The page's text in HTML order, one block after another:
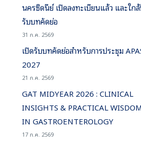
นครซิดนีย์ เปิดลงทะเบียนแล้ว และใก
รับบทคัดย่อ
31 ก.ค. 2569
เปิดรับบทคัดย่อสำหรับการประชุม
2027
21 ก.ค. 2569
GAT MIDYEAR 2026 : CLINICAL
INSIGHTS & PRACTICAL WISDOM
IN GASTROENTEROLOGY
17 ก.ค. 2569